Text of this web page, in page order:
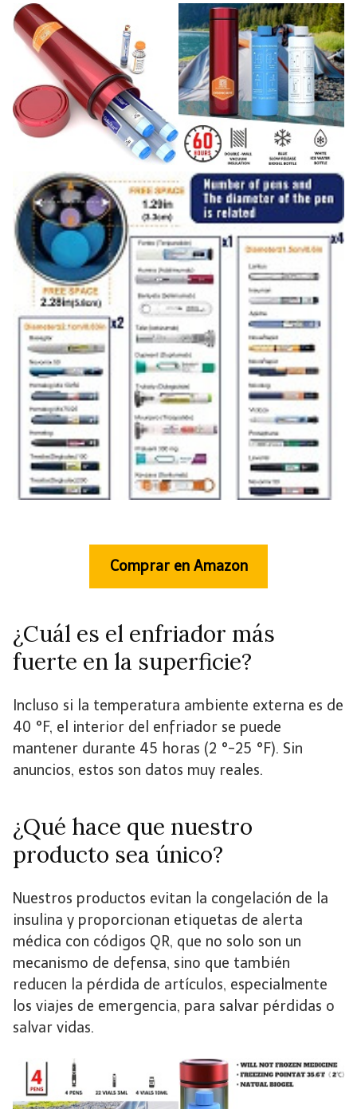
Comprar en Amazon
¿Cuál es el enfriador más
fuerte en la superficie?
Incluso si la temperatura ambiente externa es de
40 °F, el interior del enfriador se puede
mantener durante 45 horas (2 °-25 °F). Sin
anuncios, estos son datos muy reales.
¿Qué hace que nuestro
producto sea único?
Nuestros productos evitan la congelación de la
insulina y proporcionan etiquetas de alerta
médica con códigos QR, que no solo son un
mecanismo de defensa, sino que también
reducen la pérdida de artículos, especialmente
los viajes de emergencia, para salvar pérdidas o
salvar vidas.